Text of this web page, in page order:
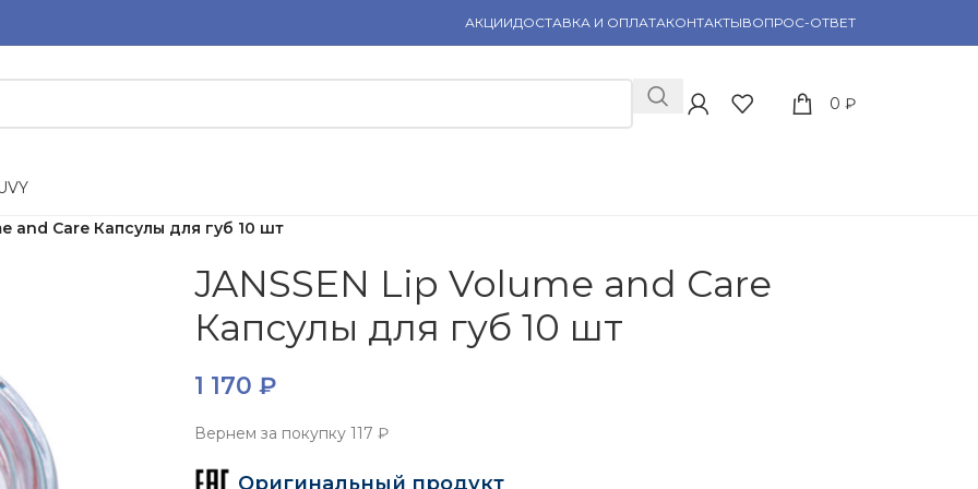
АКЦИИДОСТАВКА И ОПЛАТАКОНТАКТЫВОПРОС-ОТВЕТ
0 ₽
VY
and Care Капсулы для губ 10 шт
JANSSEN Lip Volume and Care
Капсулы для губ 10 шт
1 170 ₽
Вернем за покупку117 ₽
Оригинальный продукт